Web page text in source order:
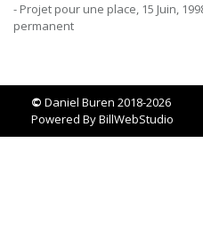
- Projet pour une place, 15 Juin,
permanent
© Daniel Buren 2018-2026
Powered ByBillWebStudio